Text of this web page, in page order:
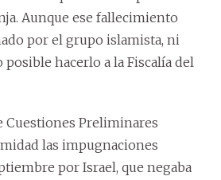
Aunque ese fallecimiento
por el grupo islamista, ni
hacerlo a la Fiscalía del
Cuestiones Preliminares
las impugnaciones
por Israel, que negaba